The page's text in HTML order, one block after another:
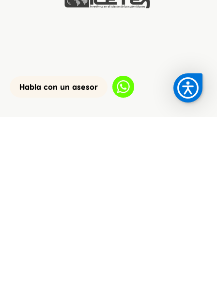
Habla con un asesor